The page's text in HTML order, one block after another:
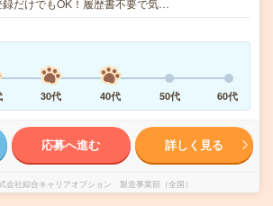
録だけでもOK！履歴書不要で気…
30代 40代 50代 60代
応募へ進む 詳しく見る
会社綜合キャリアオプション 製造事業部（全国）